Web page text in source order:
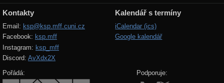
Kontakty
Email: ksp@ksp.mff.cuni.cz
Facebook: ksp.mff
Instagram: ksp_mff
Discord: AvXdx2X
Kalendář s termíny
iCalendar (ics)
Google kalendář
Pořádá: Podporuje: